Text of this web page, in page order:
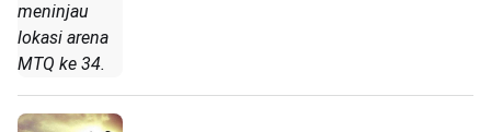
meninjau
lokasi arena
MTQ ke 34.